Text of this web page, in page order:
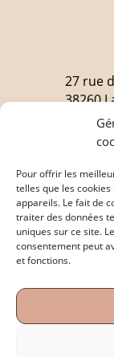
Pour offrir les
telles que les
appareils. Le fait de
traiter des données
uniques sur ce site.
consentement peut
et fonctions.
27 rue
38260